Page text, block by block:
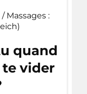
Massages :
quand
te vider